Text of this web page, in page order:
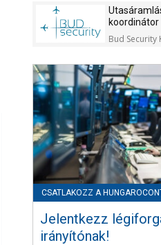
koordinátor
Bud Security
Jelentkezz
irányítónak!